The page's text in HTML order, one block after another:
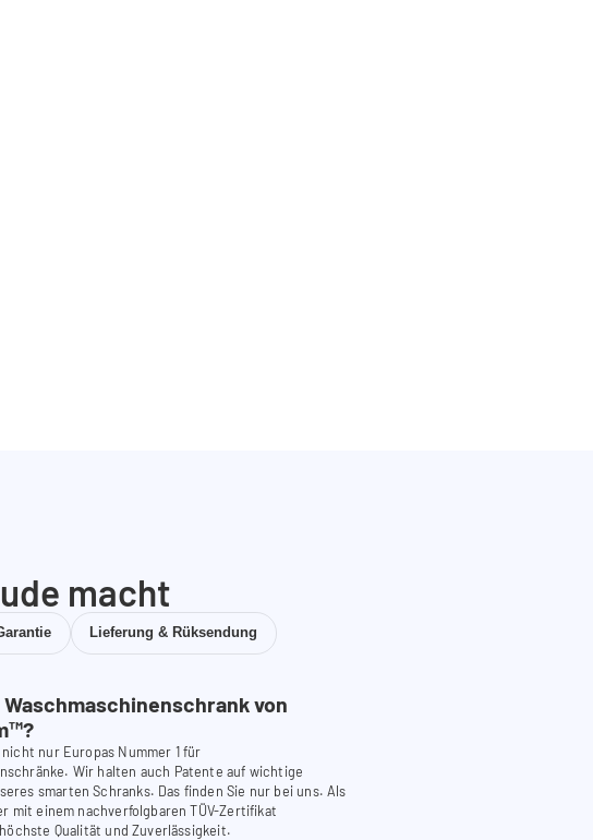
macht
Lieferung & Rüksendung
Waschmaschinenschrank von
nur Europas Nummer 1 für
Wir halten auch Patente auf wichtige
smarten Schranks. Das finden Sie nur bei uns. Als
mit einem nachverfolgbaren TÜV-Zertifikat
Qualität und Zuverlässigkeit.